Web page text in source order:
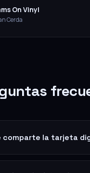
On Vinyl
Cerda
comparte la tarjeta